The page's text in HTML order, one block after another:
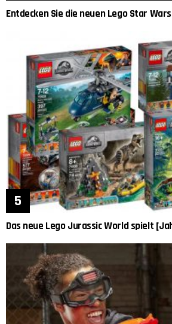
Entdecken Sie die neuen Lego Star
Das neue Lego Jurassic World spielt